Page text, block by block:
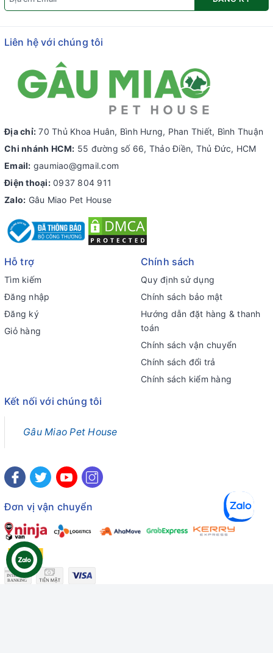
Liên hệ với chúng tôi
Địa chỉ: 70 Thủ Khoa Huân, Bình Hưng, Phan Thiết, Bình Thuận
Chi nhánh HCM: 55 đường số 66, Thảo Điền, Thủ Đức, HCM
Email: gaumiao@gmail.com
Điện thoại: 0937 804 911
Zalo: Gâu Miao Pet House
Hỗ trợ
Tìm kiếm
Đăng nhập
Đăng ký
Giỏ hàng
Chính sách
Quy định sử dụng
Chính sách bảo mật
Hướng dẫn đặt hàng & thanh
toán
Chính sách vận chuyển
Chính sách đổi trả
Chính sách kiểm hàng
Kết nối với chúng tôi
Gâu Miao Pet House
Đơn vị vận chuyển